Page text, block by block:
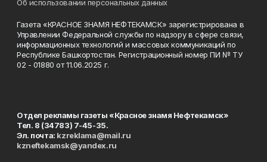
Об использовании персональных данных
Газета «КРАСНОЕ ЗНАМЯ НЕФТЕКАМСК» зарегистрирована в
Управлении Федеральной службы по надзору в сфере связи,
информационных технологий и массовых коммуникаций по
Республике Башкортостан. Регистрационный номер ПИ № ТУ
02 - 01880 от 11.06.2025 г.
Отдел рекламы газеты «Красное знамя Нефтекамск»
Тел. 8 (34783) 7-45-35.
Эл. почта: kzreklama@mail.ru
kzneftekamsk@yandex.ru